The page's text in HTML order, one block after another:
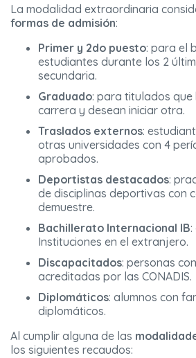
La modalidad extraordinaria
formas de admisión:
Primer y 2do puesto: para el
estudiantes durante los 2
secundaria.
Graduado: para titulados
carrera y desean iniciar otra.
Traslados externos:
otras universidades con 4
aprobados.
Deportistas destacados:
de disciplinas deportivas con
demuestre.
Bachillerato Internacional IB
Instituciones en el extranjero.
Discapacitados: personas
acreditadas por las CONADIS.
Diplomáticos: alumnos con
diplomáticos.
Al cumplir alguna de las
los siguientes recaudos: